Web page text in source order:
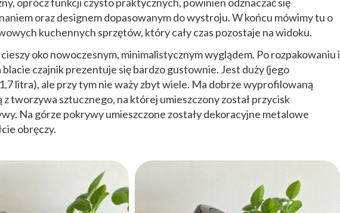
oraz designem dopasowanym do wystroju. W końcu mówimy tu o
kuchennych sprzętów, który cały czas pozostaje na widoku.
oko nowoczesnym, minimalistycznym wyglądem. Po rozpakowaniu i
czajnik prezentuje się bardzo gustownie. Jest duży (jego
litra), ale przy tym nie waży zbyt wiele. Ma dobrze wyprofilowaną
z tworzywa sztucznego, na której umieszczony został przycisk
Na górze pokrywy umieszczone zostały dekoracyjne metalowe
obręczy.